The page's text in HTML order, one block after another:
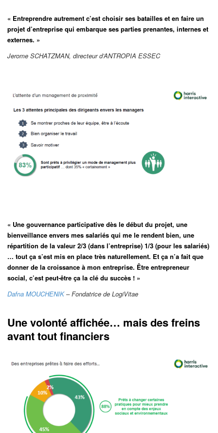
« Entreprendre autrement c’est choisir ses batailles et en faire un
projet d’entreprise qui embarque ses parties prenantes, internes et
externes. »
Jerome SCHATZMAN, directeur d’ANTROPIA ESSEC
« Une gouvernance participative dès le début du projet, une
bienveillance envers mes salariés qui me le rendent bien, une
répartition de la valeur 2/3 (dans l’entreprise) 1/3 (pour les salariés)
… tout ça s’est mis en place très naturellement. Et ça n’a fait que
donner de la croissance à mon entreprise. Être entrepreneur
social, c’est peut-être ça la clé du succès ! »
Dafna MOUCHENIK– Fondatrice de LogiVitae
Une volonté affichée… mais des freins
avant tout financiers